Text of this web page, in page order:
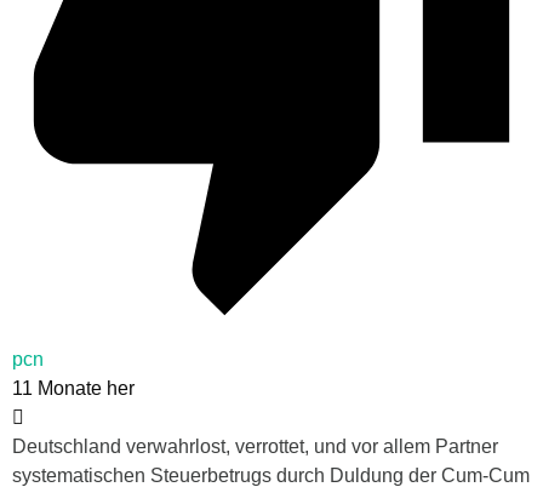
pcn
11 Monate her
Deutschland verwahrlost, verrottet, und vor allem Partner
systematischen Steuerbetrugs durch Duldung der Cum-Cum